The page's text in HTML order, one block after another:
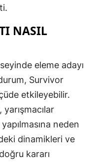
Manisa
Mardin
NASIL
eleme adayı
Survivor
etkileyebilir.
neden
dinamikleri ve
kararı